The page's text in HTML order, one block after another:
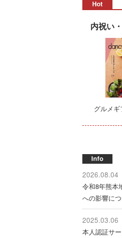
内祝い
グルメ
2026.08.04
令和8年熊本
への影響に
2025.03.06
本人認証サ